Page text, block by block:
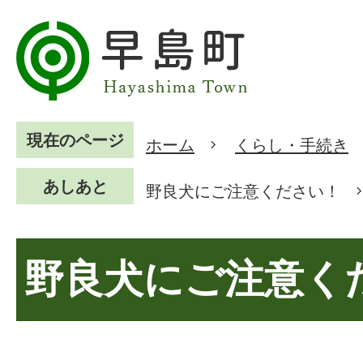
現在のページ ホーム くらし・手続き
あしあと 野良犬にご注意ください！
野良犬にご注意く